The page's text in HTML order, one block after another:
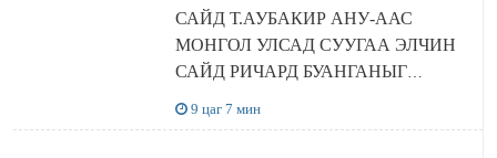
САЙД Т.АУБАКИР АНУ-ААС
МОНГОЛ УЛСАД СУУГАА ЭЛЧИН
САЙД РИЧАРД БУАНГАНЫГ
9 цаг 7 мин